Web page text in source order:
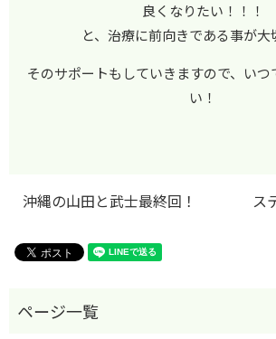
良くなりたい！！！
と、治療に前向きである事が大
そのサポートもしていきますので、いつ
い！
沖縄の山田と武士最終回！ ス